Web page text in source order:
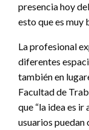
presencia hoy
esto que es muy
La profesional
diferentes
también en
Facultad de
que “la idea es
usuarios